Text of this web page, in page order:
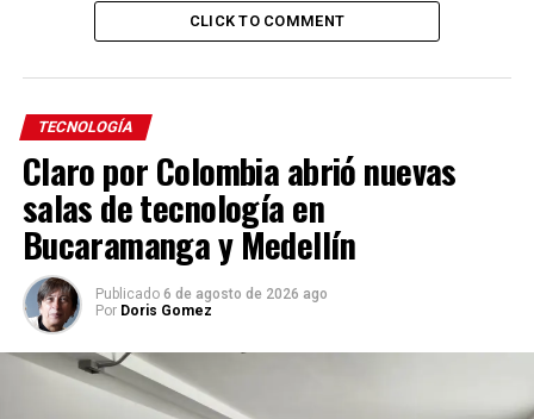
CLICK TO COMMENT
TECNOLOGÍA
Claro por Colombia abrió nuevas
salas de tecnología en
Bucaramanga y Medellín
Publicado 6 de agosto de 2026 ago
Por Doris Gomez